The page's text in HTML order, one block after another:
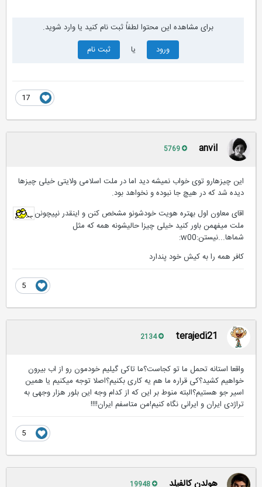
برای مشاهده این محتوا لطفاً ثبت نام کنید یا وارد شوید.
ورود
ثبت نام
anvil
این چیزهارو توی خواب نمیشه دید اما در ملت اسلامی ولایتی خیلی چیزها
دیده شد که در هیچ جا نبوده و نخواهد بود.
اقای معاون اول بهتره هویت خودشونو مشخص کنن و اینقدر نپیچونن
ملت میفهمن باور کنید خیلی چیزا حالیشونه همه که مثل
شماها...نیستن:w00:
کافر همه را به کیش خود پندارد
terajedi21
واقعا استانه تحمل ما تو کجاست؟ما تاکی گیلیم خودمون رو از اب بیرون
خواهیم کشید؟کی قراره ما هم یه کاری بکنیم؟اصلا توجه میکنیم یا همین
اسیر جو هستیم؟البته منوط بر این که از کدام وجه این بلور هزار وجهی به
تراژدی ایران و ایرانی نگاه کنیم!من متاسفم ایران!!!!
هولدن کالفیلد